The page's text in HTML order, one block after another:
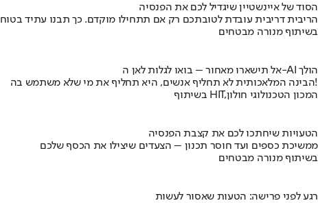
הסוד של איינשטיין שיגדיל לכם את הפנסיה
הריבית דריבית עובדת לטובתכם רק אם תתחילו מוקדם. כך תבנו עתיד בטוח
בשיתוף מנורה מבטחים
אל תישארו מאחור – בואו לגלות לאן ה-AI הולך
הבינה המלאכותית לא תחליף אנשים, היא תחליף את מי שלא משתמש בה!
בשיתוף HIT,המכון הטכנולוגי חולון
הטעויות שיחתכו לכם את קצבת הפנסיה
ממשיכת כספים ועד חוסר תכנון – הצעדים שיצילו את הכסף שלכם
בשיתוף מנורה מבטחים
רגע לפני פרישה: הטעות שאסור לעשות